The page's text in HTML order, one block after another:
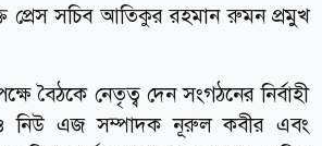
প্রেস সচিব আতিকুর রহমান রুমন প্রমুখ
বৈঠকে নেতৃত্ব দেন সংগঠনের নির্বাহী
নিউ এজ সম্পাদক নূরুল কবীর এবং